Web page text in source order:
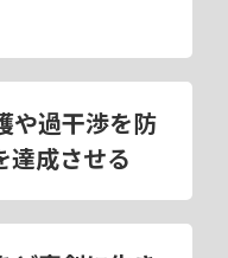
過干渉を防
達成させる